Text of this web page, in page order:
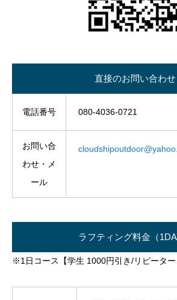
直接のお問い合わせ
電話番号 080-4036-0721
お問い合
わせ・メ
ール
ラフティング料金（
※1日コース【学生 1000円引き/リピーター